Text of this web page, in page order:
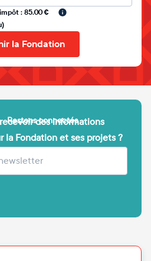
: 85.00 €
la Fondation
des informations
la Fondation et ses projets ?
(obligatoire)
Restons connectés